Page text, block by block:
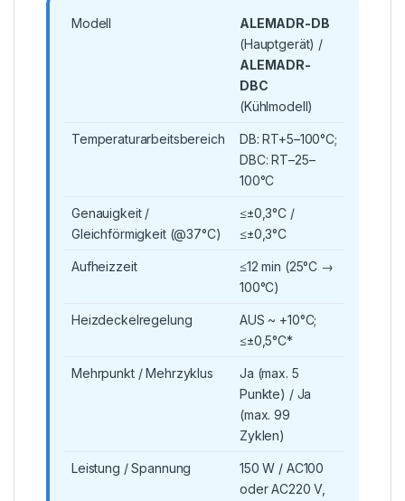
Modell
ALEMADR-DB
(Hauptgerät) /
ALEMADR-
DBC
(Kühlmodell)
Temperaturarbeitsbereich
DB: RT+5–100°C;
DBC: RT–25–
100°C
Genauigkeit /
Gleichförmigkeit (@37°C)
≤±0,3°C /
≤±0,3°C
Aufheizzeit
≤12 min (25°C →
100°C)
Heizdeckelregelung
AUS ~ +10°C;
≤±0,5°C*
Mehrpunkt / Mehrzyklus
Ja (max. 5
Punkte) / Ja
(max. 99
Zyklen)
Leistung / Spannung
150 W / AC100
oder AC220 V,